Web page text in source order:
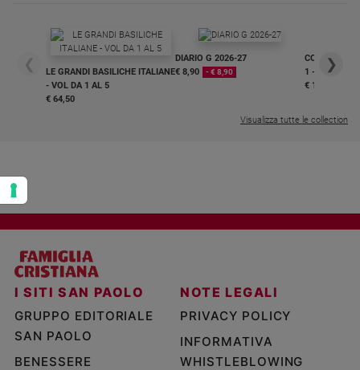
Registrati
Redazione
❮
LE GRANDI BASILICHE ITALIANE
- VOL DA 1 AL 5
€ 64,50
DIARIO G 2026-27
€ 8,90
- € 8,90
COLLANA
1 - 2
€ 18,50
❯
Visualizza tutte le collection
I SITI SAN PAOLO
GRUPPO EDITORIALE
SAN PAOLO
BENESSERE
NOTE LEGALI
PRIVACY POLICY
INFORMATIVA
WHISTLEBLOWING